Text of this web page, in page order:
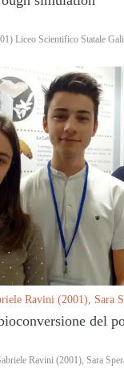
Liceo Scientifico Statale
Ravini (2001), Sara
del
Ravini (2001), Sara